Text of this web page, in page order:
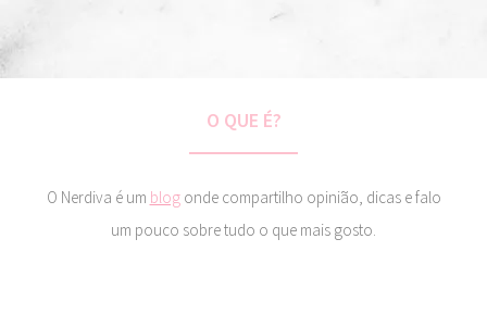
O QUE É?
O Nerdiva é um blogonde compartilho opinião, dicas e falo
um pouco sobre tudo o que mais gosto.